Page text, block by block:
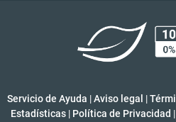
Servicio de Ayuda |Aviso legal |
Estadísticas | Política de Privacidad |